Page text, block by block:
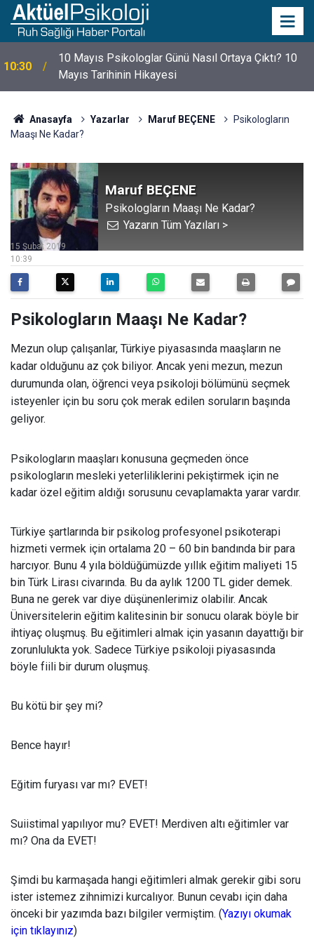
10:30
10 Mayıs Psikologlar Günü Nasıl Ortaya Çıktı? 10
Mayıs Tarihinin Hikayesi
Anasayfa Yazarlar Maruf BEÇENE
Psikologların
Maaşı Ne Kadar?
Maruf BEÇENE
Psikologların Maaşı Ne Kadar?
Yazarın Tüm Yazıları >
10:39
15 Şubat 2019
Psikologların Maaşı Ne Kadar?
Mezun olup çalışanlar, Türkiye piyasasında maaşların ne
kadar olduğunu az çok biliyor. Ancak yeni mezun, mezun
durumunda olan, öğrenci veya psikoloji bölümünü seçmek
isteyenler için bu soru çok merak edilen soruların başında
geliyor.
Psikologların maaşları konusuna geçmeden önce
psikologların mesleki yeterliliklerini pekiştirmek için ne
kadar özel eğitim aldığı sorusunu cevaplamakta yarar vardır.
Türkiye şartlarında bir psikolog profesyonel psikoterapi
hizmeti vermek için ortalama 20 – 60 bin bandında bir para
harcıyor. Bunu 4 yıla böldüğümüzde yıllık eğitim maliyeti 15
bin Türk Lirası civarında. Bu da aylık 1200 TL gider demek.
Buna ne gerek var diye düşünenlerimiz olabilir. Ancak
Üniversitelerin eğitim kalitesinin bir sonucu olarak böyle bir
ihtiyaç oluşmuş. Bu eğitimleri almak için yasanın dayattığı bir
zorunlulukta yok. Sadece Türkiye psikoloji piyasasında
böyle fiili bir durum oluşmuş.
Bu kötü bir şey mi?
Bence hayır!
Eğitim furyası var mı? EVET!
Suiistimal yapılıyor mu? EVET! Merdiven altı eğitimler var
mı? Ona da EVET!
Şimdi bu karmaşada hangi eğitimleri almak gerekir gibi soru
ister istemez zihnimizi kurcalıyor. Bunun cevabı için daha
önceki bir yazımda bazı bilgiler vermiştim. (Yazıyı okumak
için tıklayınız)